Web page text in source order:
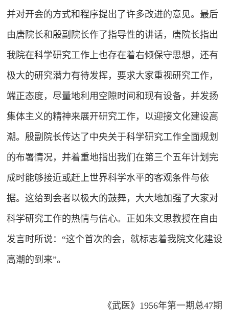
并对开会的方式和程序提出了许多改进的意见。最后
由唐院长和殷副院长作了指导性的讲话，唐院长指出
我院在科学研究工作上也存在着右倾保守思想，还有
极大的研究潜力有待发挥，要求大家重视研究工作，
端正态度，尽量地利用空隙时间和现有设备，并发扬
集体主义的精神来展开研究工作，以迎接文化建设高
潮。殷副院长传达了中央关于科学研究工作全面规划
的布署情况，并着重地指出我们在第三个五年计划完
成时能够接近或赶上世界科学水平的客观条件与依
据。这给到会者以极大的鼓舞，大大地加强了大家对
科学研究工作的热情与信心。正如朱文思教授在自由
发言时所说：“这个首次的会，就标志着我院文化建设
高潮的到来”。
《武医》1956年第一期总47期